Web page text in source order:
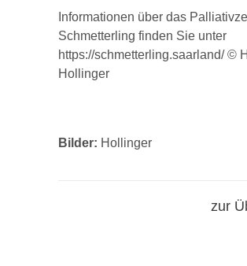
Informationen über das
Schmetterling finden Sie unter
https://schmetterling.saarland/ ©
Hollinger
Bilder: Hollinger
zur